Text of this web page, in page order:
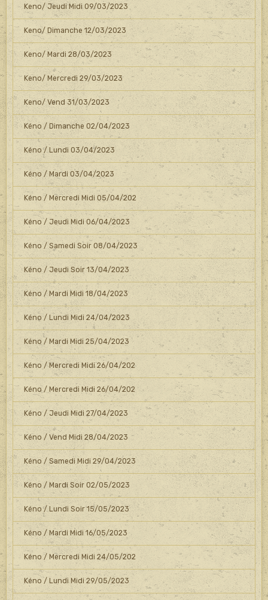
Keno/ Jeudi Midi 09/03/2023
Keno/ Dimanche 12/03/2023
Keno/ Mardi 28/03/2023
Keno/ Mercredi 29/03/2023
Keno/ Vend 31/03/2023
Kéno / Dimanche 02/04/2023
Kéno / Lundi 03/04/2023
Kéno / Mardi 03/04/2023
Kéno / Mercredi Midi 05/04/202
Kéno / Jeudi Midi 06/04/2023
Kéno / Samedi Soir 08/04/2023
Kéno / Jeudi Soir 13/04/2023
Kéno / Mardi Midi 18/04/2023
Kéno / Lundi Midi 24/04/2023
Kéno / Mardi Midi 25/04/2023
Kéno / Mercredi Midi 26/04/202
Kéno / Mercredi Midi 26/04/202
Kéno / Jeudi Midi 27/04/2023
Kéno / Vend Midi 28/04/2023
Kéno / Samedi Midi 29/04/2023
Kéno / Mardi Soir 02/05/2023
Kéno / Lundi Soir 15/05/2023
Kéno / Mardi Midi 16/05/2023
Kéno / Mercredi Midi 24/05/202
Kéno / Lundi Midi 29/05/2023